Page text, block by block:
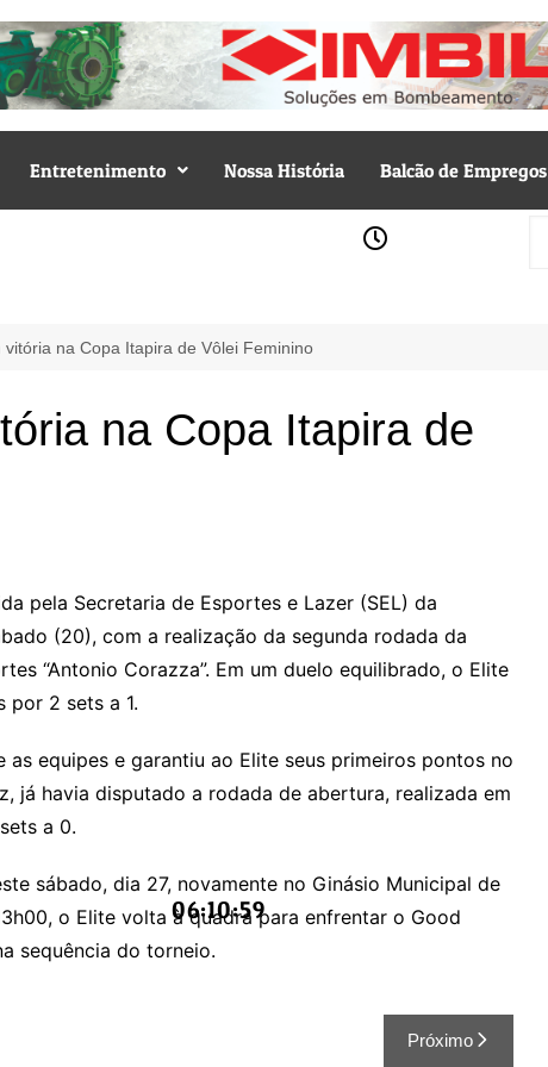
Entretenimento Nossa História Balcão de Empregos
06:11:00
vitória na Copa Itapira de Vôlei Feminino
na Copa Itapira de
pela Secretaria de Esportes e Lazer (SEL) da
(20), com a realização da segunda rodada da
“Antonio Corazza”. Em um duelo equilibrado, o Elite
por 2 sets a 1.
equipes e garantiu ao Elite seus primeiros pontos no
já havia disputado a rodada de abertura, realizada em
a 0.
sábado, dia 27, novamente no Ginásio Municipal de
o Elite volta à quadra para enfrentar o Good
sequência do torneio.
Próximo